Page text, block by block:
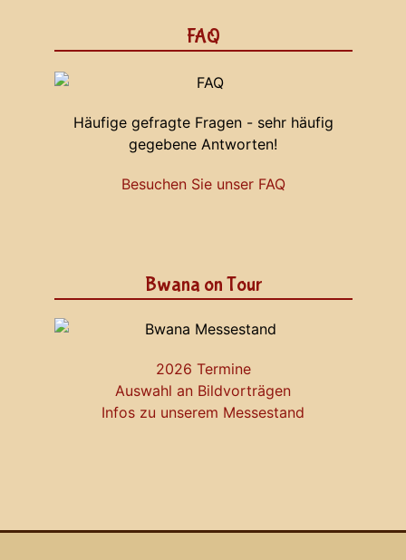
FAQ
Häufige gefragte Fragen - sehr häufig
gegebene Antworten!
Besuchen Sie unser FAQ
Bwana on Tour
2026 Termine
Auswahl an Bildvorträgen
Infos zu unserem Messestand